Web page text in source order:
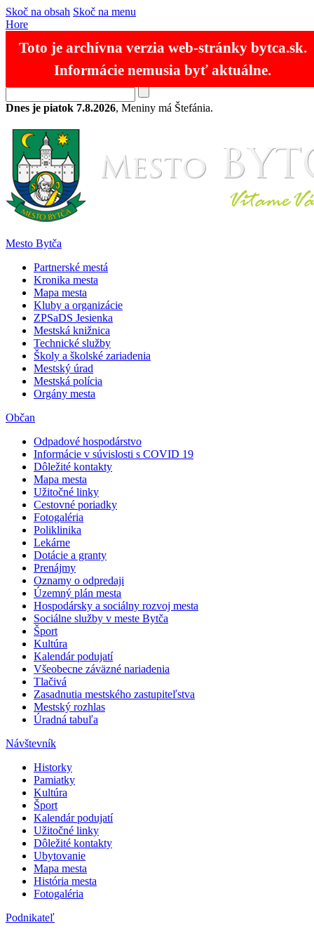
Skoč na obsah Skoč na menu
Hore
Toto je archívna verzia web-stránky bytca.sk.
Informácie nemusia byť aktuálne.
Mapa stránokKontakty SK EN
Dnes je piatok 7.8.2026, Meniny má Štefánia.
Mesto Bytča
Partnerské mestá
Kronika mesta
Mapa mesta
Kluby a organizácie
ZPSaDS Jesienka
Mestská knižnica
Technické služby
Školy a školské zariadenia
Mestský úrad
Mestská polícia
Orgány mesta
Občan
Odpadové hospodárstvo
Informácie v súvislosti s COVID 19
Dôležité kontakty
Mapa mesta
Užitočné linky
Cestovné poriadky
Fotogaléria
Poliklinika
Lekárne
Dotácie a granty
Prenájmy
Oznamy o odpredaji
Územný plán mesta
Hospodársky a sociálny rozvoj mesta
Sociálne služby v meste Bytča
Šport
Kultúra
Kalendár podujatí
Všeobecne záväzné nariadenia
Tlačivá
Zasadnutia mestského zastupiteľstva
Mestský rozhlas
Úradná tabuľa
Návštevník
Historky
Pamiatky
Kultúra
Šport
Kalendár podujatí
Užitočné linky
Dôležité kontakty
Ubytovanie
Mapa mesta
História mesta
Fotogaléria
Podnikateľ